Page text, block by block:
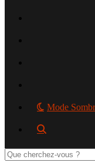
Mode
Rechercher
sur